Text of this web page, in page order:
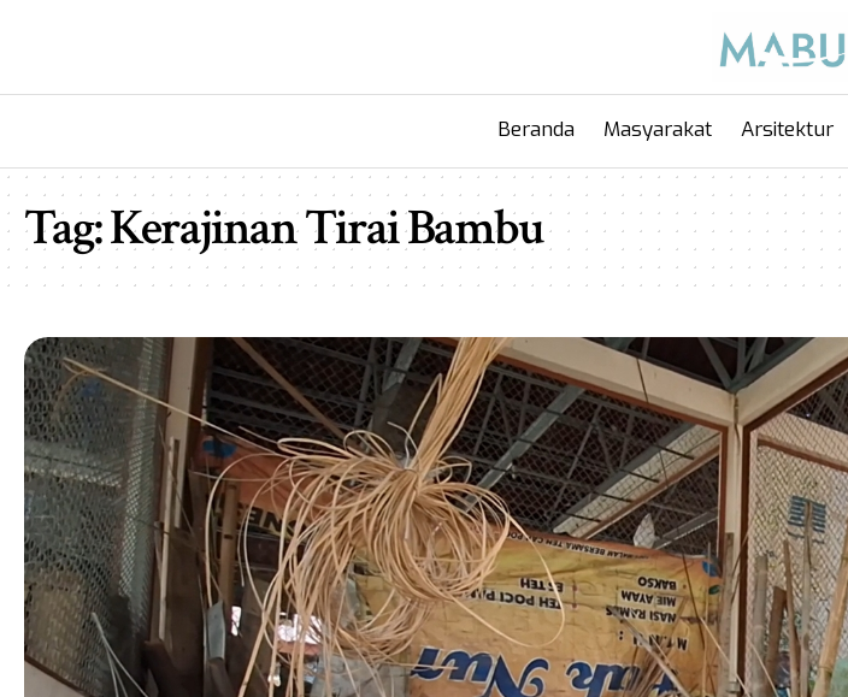
Beranda Masyarakat Arsitektur
Tag:Kerajinan Tirai Bambu